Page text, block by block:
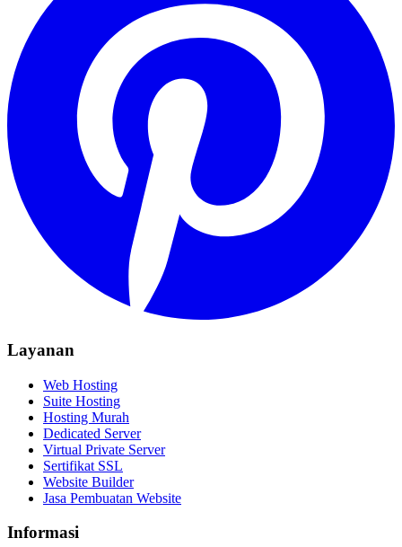
Layanan
Web Hosting
Suite Hosting
Hosting Murah
Dedicated Server
Virtual Private Server
Sertifikat SSL
Website Builder
Jasa Pembuatan Website
Informasi